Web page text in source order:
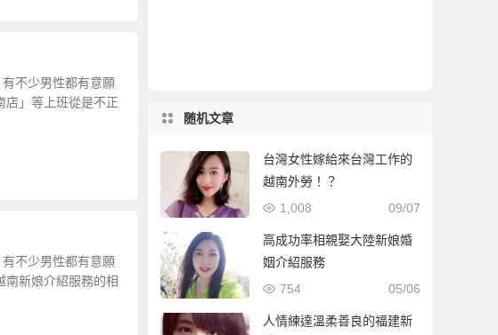
不少男性都有意願
店」等上班從是不正
不少男性都有意願
南新娘介紹服務的相
随机文章
台灣女性嫁給來台灣工作的
越南外勞！？
09/07
1,008
高成功率相親娶大陸新娘婚
姻介紹服務
05/06
754
人情練達溫柔善良的福建新